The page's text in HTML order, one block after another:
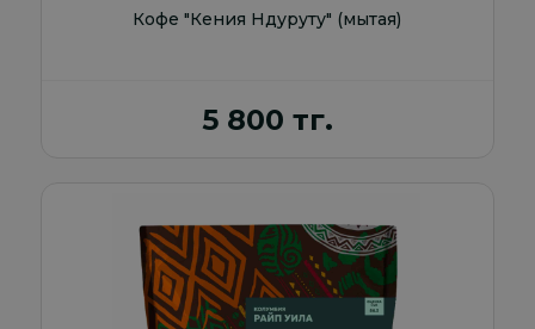
Кофе "Кения Ндуруту" (мытая)
5 800 тг.